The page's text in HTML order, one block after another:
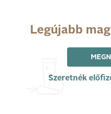
Legújabb
Szeretnék